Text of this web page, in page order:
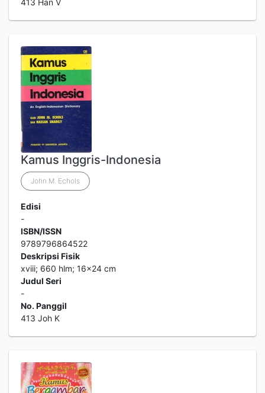
413 Han V
Kamus Inggris-Indonesia
John M. Echols
Edisi
-
ISBN/ISSN
9789796864522
Deskripsi Fisik
xviii; 660 hlm; 16x24 cm
Judul Seri
-
No. Panggil
413 Joh K